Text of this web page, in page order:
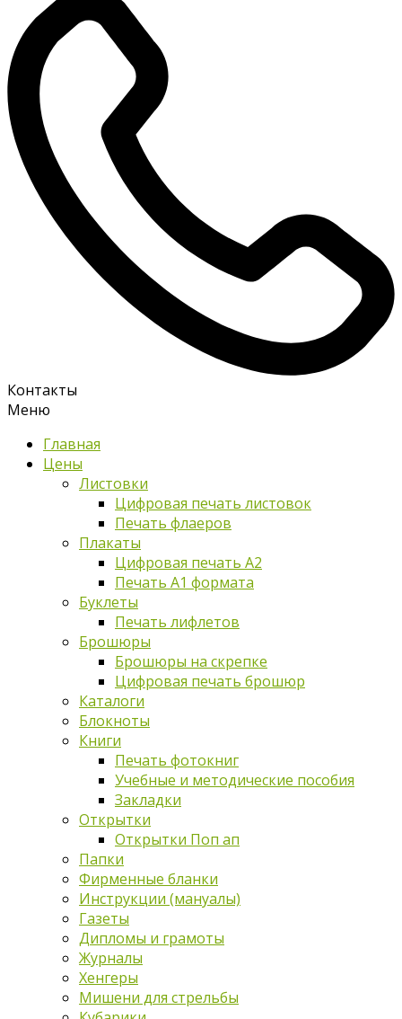
Контакты
Меню
Главная
Цены
Листовки
Цифровая печать листовок
Печать флаеров
Плакаты
Цифровая печать А2
Печать А1 формата
Буклеты
Печать лифлетов
Брошюры
Брошюры на скрепке
Цифровая печать брошюр
Каталоги
Блокноты
Книги
Печать фотокниг
Учебные и методические пособия
Закладки
Открытки
Открытки Поп ап
Папки
Фирменные бланки
Инструкции (мануалы)
Газеты
Дипломы и грамоты
Журналы
Хенгеры
Мишени для стрельбы